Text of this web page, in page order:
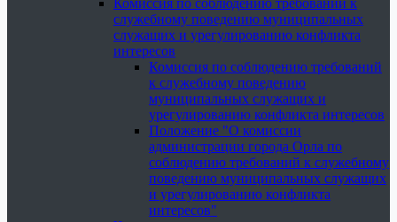
Комиссия по соблюдению требований к
служебному поведению муниципальных
служащих и урегулированию конфликта
интересов
Комиссия по соблюдению требований
к служебному поведению
муниципальных служащих и
урегулированию конфликта интересов
Положение "О комиссии
администрации города Орла по
соблюдению требований к служебному
поведению муниципальных служащих
и урегулированию конфликта
интересов"